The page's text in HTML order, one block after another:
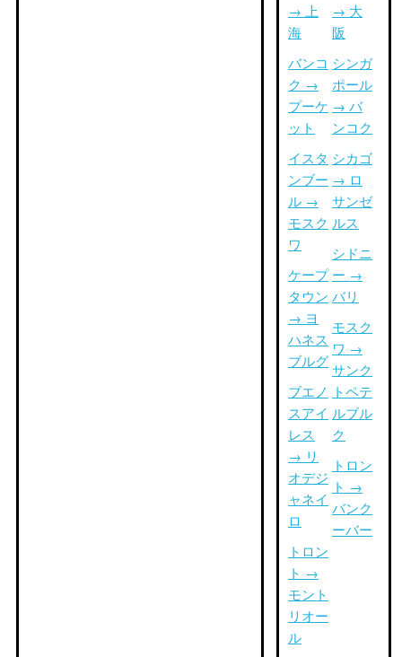
→ 上
海
バンコ
ク →
プーケ
ット
イスタ
ンブー
ル →
モスク
ワ
ケープ
タウン
→ ヨ
ハネス
ブルグ
ブエノ
スアイ
レス
→ リ
オデジ
ャネイ
ロ
トロン
ト →
モント
リオー
ル
→ 大
阪
シンガ
ポール
→ バ
ンコク
シカゴ
→ ロ
サンゼ
ルス
シドニ
ー →
バリ
モスク
ワ →
サンク
トペテ
ルブル
ク
トロン
ト →
バンク
ーバー